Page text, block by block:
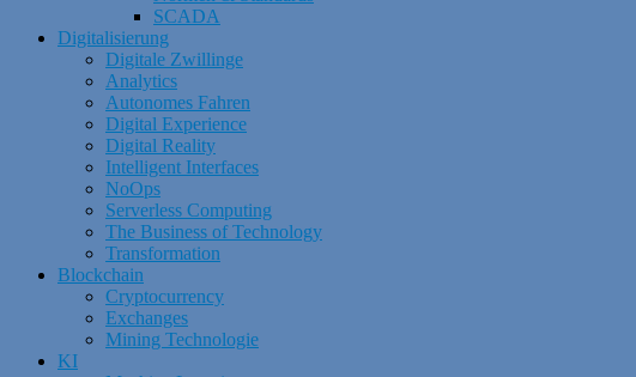
SCADA
Digitalisierung
Digitale Zwillinge
Analytics
Autonomes Fahren
Digital Experience
Digital Reality
Intelligent Interfaces
NoOps
Serverless Computing
The Business of Technology
Transformation
Blockchain
Cryptocurrency
Exchanges
Mining Technologie
KI